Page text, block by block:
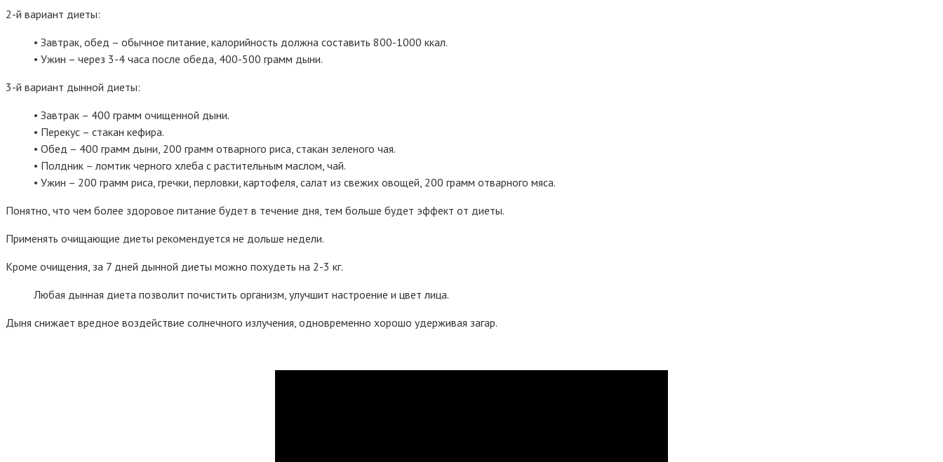
2-й вариант диеты:
• Завтрак, обед – обычное питание, калорийность должна составить 800-1000 ккал.
• Ужин – через 3-4 часа после обеда, 400-500 грамм дыни.
3-й вариант дынной диеты:
• Завтрак – 400 грамм очищенной дыни.
• Перекус – стакан кефира.
• Обед – 400 грамм дыни, 200 грамм отварного риса, стакан зеленого чая.
• Полдник – ломтик черного хлеба с растительным маслом, чай.
• Ужин – 200 грамм риса, гречки, перловки, картофеля, салат из свежих овощей, 200 грамм отварного мяса.
Понятно, что чем более здоровое питание будет в течение дня, тем больше будет эффект от диеты.
Применять очищающие диеты рекомендуется не дольше недели.
Кроме очищения, за 7 дней дынной диеты можно похудеть на 2-3 кг.
Любая дынная диета позволит почистить организм, улучшит настроение и цвет лица.
Дыня снижает вредное воздействие солнечного излучения, одновременно хорошо удерживая загар.